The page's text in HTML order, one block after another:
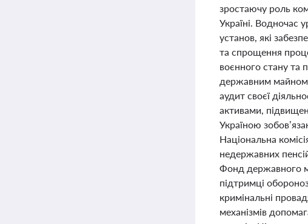
зростаючу роль
Україні. Водночас
установ, які
та спрощення
воєнного стану та
державним
аудит своєї
активами,
Україною
Національна
недержавних
Фонд державного
підтримці
кримінальні
механізмів